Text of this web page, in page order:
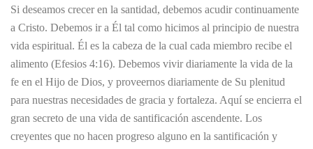
Si deseamos crecer en la santidad, debemos acudir continuamente
a Cristo. Debemos ir a Él tal como hicimos al principio de nuestra
vida espiritual. Él es la cabeza de la cual cada miembro recibe el
alimento (Efesios 4:16). Debemos vivir diariamente la vida de la
fe en el Hijo de Dios, y proveernos diariamente de Su plenitud
para nuestras necesidades de gracia y fortaleza. Aquí se encierra el
gran secreto de una vida de santificación ascendente. Los
creyentes que no hacen progreso alguno en la santificación y